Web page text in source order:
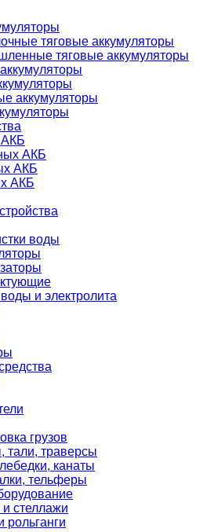
тяговые аккумуляторы
тяговые аккумуляторы
аккумуляторы
АКБ
АКБ
АКБ
АКБ
воды
и электролита
грузов
тали, траверсы
канаты
тельферы
стеллажи
рольганги